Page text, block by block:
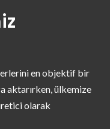
en objektif bir
aktarırken, ülkemize
olarak